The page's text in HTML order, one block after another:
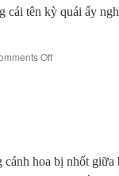
cái tên kỳ quái ấy
Offon
hoa bị nhốt